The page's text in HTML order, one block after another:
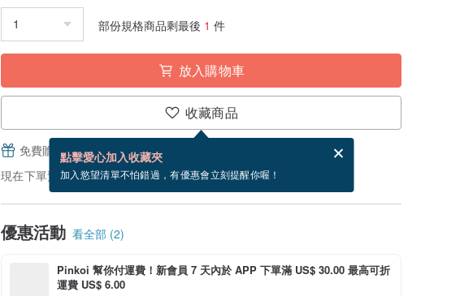
部份規格商品剩最後 1 件
放入購物車
收藏商品
點擊愛心加入收藏夾
加入慾望清單不怕錯過，有優惠會立刻提醒你喔！
免費贈送電子賀卡，結帳完成後填寫
現在下單預估 8/18~8/27 到貨。
優惠活動 看全部 (2)
Pinkoi 幫你付運費！新會員 7 天內於 APP 下單滿 US$ 30.00 最高可折
運費 US$ 6.00